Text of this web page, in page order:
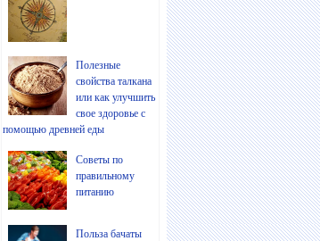
Полезные
свойства талкана
или как улучшить
свое здоровье с
помощью древней еды
Советы по
правильному
питанию
Польза бачаты